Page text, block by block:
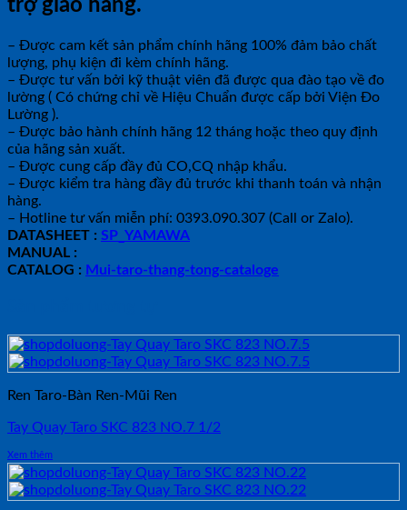
trợ giao hàng.
– Được cam kết sản phẩm chính hãng 100% đảm bảo chất
lượng, phụ kiện đi kèm chính hãng.
– Được tư vấn bởi kỹ thuật viên đã được qua đào tạo về đo
lường ( Có chứng chỉ về Hiệu Chuẩn được cấp bởi Viện Đo
Lường ).
– Được bảo hành chính hãng 12 tháng hoặc theo quy định
của hãng sản xuất.
– Được cung cấp đầy đủ CO,CQ nhập khẩu.
– Được kiểm tra hàng đầy đủ trước khi thanh toán và nhận
hàng.
– Hotline tư vấn miễn phí: 0393.090.307 (Call or Zalo).
DATASHEET : SP_YAMAWA
MANUAL :
CATALOG : Mui-taro-thang-tong-cataloge
Ren Taro-Bàn Ren-Mũi Ren
Tay Quay Taro SKC 823 NO.7 1/2
Xem thêm